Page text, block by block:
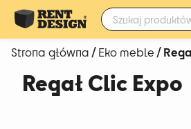
Szukaj:
Strona główna/Eko meble/
Regał Clic Expo